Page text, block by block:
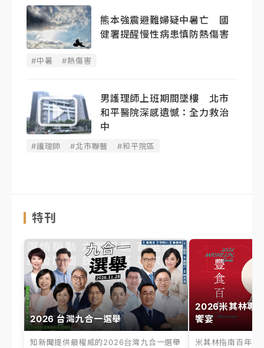
熊本強震避難婦疑中暑亡 國
健署提醒慢性病患慎防熱傷害
#中暑 #熱傷害
男護理師上班期間墜樓 北市
和平醫院深感遺憾：全力救治
中
#護理師 #北市聯醫 #和平院區
特刊
2026 台灣九合一選舉
知新聞提供最權威的2026台灣九合一選舉
2026米其林專
饗宴
米其林指南百年之